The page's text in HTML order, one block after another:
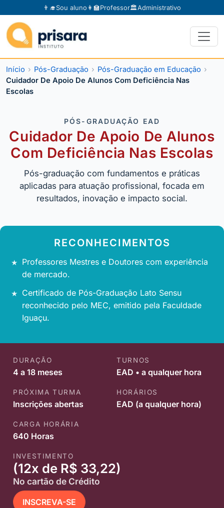
👨‍🎓Sou aluno 👩‍🏫Professor🏛️Administrativo
Início Pós-Graduação
Pós-Graduação em Educação
Cuidador De Apoio De Alunos Com Deficiência Nas
Escolas
PÓS-GRADUAÇÃO EAD
Cuidador De Apoio De Alunos
Com Deficiência Nas Escolas
Pós-graduação com fundamentos e práticas
aplicadas para atuação profissional, focada em
resultados, inovação e impacto social.
RECONHECIMENTOS
Professores Mestres e Doutores com experiência
de mercado.
Certificado de Pós-Graduação Lato Sensu
reconhecido pelo MEC, emitido pela Faculdade
Iguaçu.
DURAÇÃO
4 a 18 meses
TURNOS
EAD • a qualquer hora
PRÓXIMA TURMA
Inscrições abertas
HORÁRIOS
EAD (a qualquer hora)
CARGA HORÁRIA
640 Horas
INVESTIMENTO
(12x de R$ 33,22)
No cartão de Crédito
INSCREVA-SE